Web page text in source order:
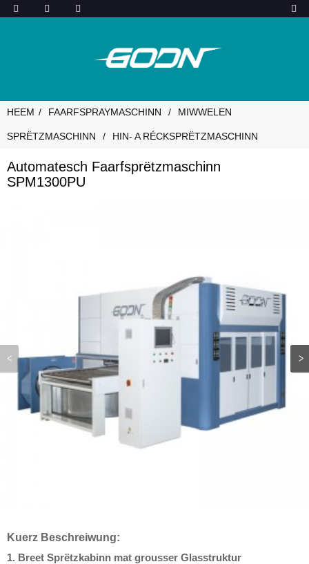
HEEM FAARFSPRAYMASCHINN MIWWELEN
SPRËTZMASCHINN HIN- A RÉCKSPRËTZMASCHINN
Automatesch Faarfsprëtzmaschinn
SPM1300PU
Kuerz Beschreiwung:
1. Breet Sprëtzkabinn mat grousser Glasstruktur